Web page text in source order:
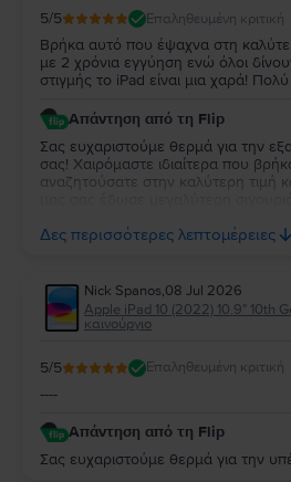
Όλα εξαρτώνται από τις ανάγκες σας όσον
αποθηκευτικό χώρο, επομένως δεν
αυτήν την ερώτηση. Ωστόσο, δεδομένης
έκδοσης με περισσότερο αποθηκευτικό
5. Μπορώ να αγοράσω έναiPad Pro 2 11,0"
Στο
, όλες οι συσκευές μπορούν να
να πληρώσετε για τοiPad Pro 2 (2020) που
Δείτε εδώ πώς να αγοράσετε έναiPad Pro 2
γενναιόδωρες και δυναμικές, σε
5/5 Επαληθευμένη κριτική
Βρήκα αυτό που έψαχνα στη
με 2 χρόνια εγγύηση ενώ όλοι
στιγμής το iPad είναι μια χαρά!
Απάντηση από τη Flip
Σας ευχαριστούμε θερμά για την
σας! Χαιρόμαστε ιδιαίτερα που
αναζητούσατε στην καλύτερη τιμή
να την απολαύσετε για πολύ καιρό.
Δες περισσότερες λεπτομέρειες
Nick Spanos,08 Jul 2026
Apple iPad 10 (2022) 10.9" 10th
καινούργιο
5/5 Επαληθευμένη κριτική
----
Απάντηση από τη Flip
Σας ευχαριστούμε θερμά για την